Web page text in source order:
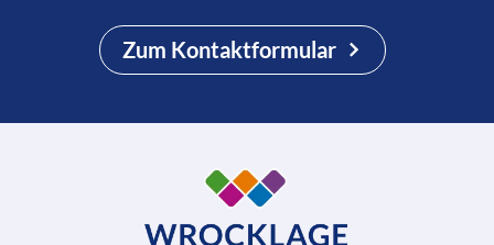
Zum Kontaktformular